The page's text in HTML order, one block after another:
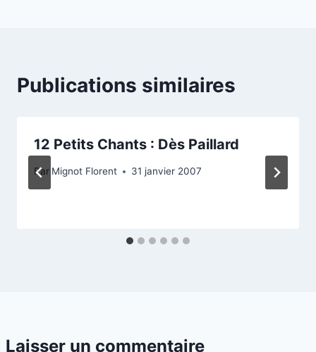
Publications similaires
12 Petits Chants : Dès Paillard
Par Mignot Florent 31 janvier 2007
Laisser un commentaire